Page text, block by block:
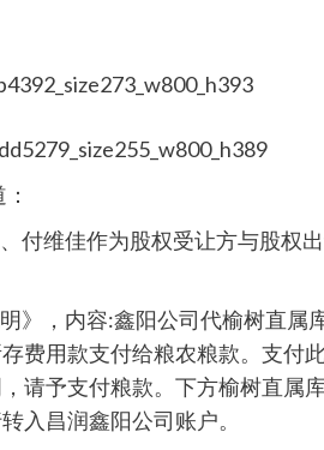
付维佳作为股权受让方与股权
》，内容:鑫阳公司代榆树直属
费用款支付给粮农粮款。支付
请予支付粮款。下方榆树直属
入昌润鑫阳公司账户。